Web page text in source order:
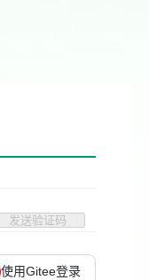
发送验证码
使用Gitee登录